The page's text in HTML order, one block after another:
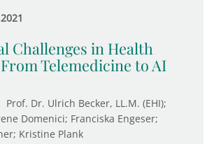
Challenges in Health
Telemedicine to AI
Prof. Dr. Ulrich Becker, LL.M. (EHI);
Domenici; Franciska Engeser;
Kristine Plank